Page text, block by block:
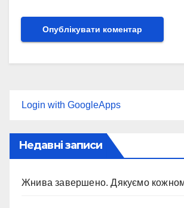
Login with GoogleApps
Недавні записи
Жнива завершено. Дякуємо